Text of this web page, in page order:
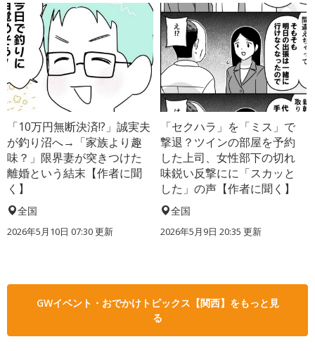
「10万円無断決済!?」誠実夫
が釣り沼へ→「家族より趣
味？」限界妻が突きつけた
離婚という結末【作者に聞
く】
全国
2026年5月10日 07:30 更新
「セクハラ」を「ミス」で
撃退？ツインの部屋を予約
した上司、女性部下の切れ
味鋭い反撃にに「スカッと
した」の声【作者に聞く】
全国
2026年5月9日 20:35 更新
GWイベント・おでかけトピックス【関西】をもっと見
る